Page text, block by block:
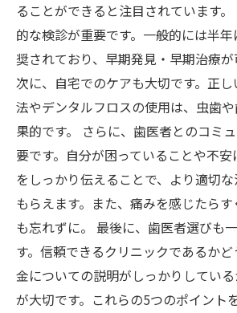
ることができると注目されています
的な検診が重要です。一般的には半
奨されており、早期発見・早期治療が
次に、自宅でのケアも大切です。正
法やデンタルフロスの使用は、虫歯
果的です。 さらに、歯医者とのコミ
要です。自分が困っていることや不安
をしっかり伝えることで、より適切
もらえます。また、痛みを感じたら
も忘れずに。 最後に、歯医者選びも
す。信頼できるクリニックであるか
金についての説明がしっかりしてい
が大切です。これらの5つのポイント